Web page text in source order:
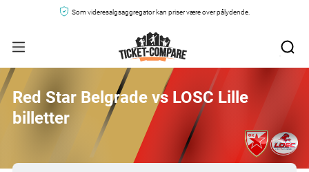
Som videresalgsaggregator kan priser være over pålydende.
Red Star Belgrade vs LOSC Lille
billetter